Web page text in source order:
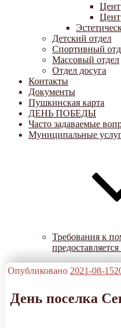
Детский отдел
Спортивный
Массовый отдел
Отдел досуга
Контакты
Документы
Пушкинская карта
ДЕНЬ ПОБЕДЫ
Часто задаваемые
Муниципальные
Требования к
Опубликовано 2021-08-15
День поселка